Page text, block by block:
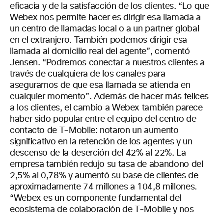
eficacia y de la satisfacción de los clientes. “Lo que
Webex nos permite hacer es dirigir esa llamada a
un centro de llamadas local o a un partner global
en el extranjero. También podemos dirigir esa
llamada al domicilio real del agente”, comentó
Jensen. “Podremos conectar a nuestros clientes a
través de cualquiera de los canales para
asegurarnos de que esa llamada se atienda en
cualquier momento”. Además de hacer más felices
a los clientes, el cambio a Webex también parece
haber sido popular entre el equipo del centro de
contacto de T-Mobile: notaron un aumento
significativo en la retención de los agentes y un
descenso de la deserción del 42% al 22%. La
empresa también redujo su tasa de abandono del
2,5% al 0,78% y aumentó su base de clientes de
aproximadamente 74 millones a 104,8 millones.
“Webex es un componente fundamental del
ecosistema de colaboración de T-Mobile y nos